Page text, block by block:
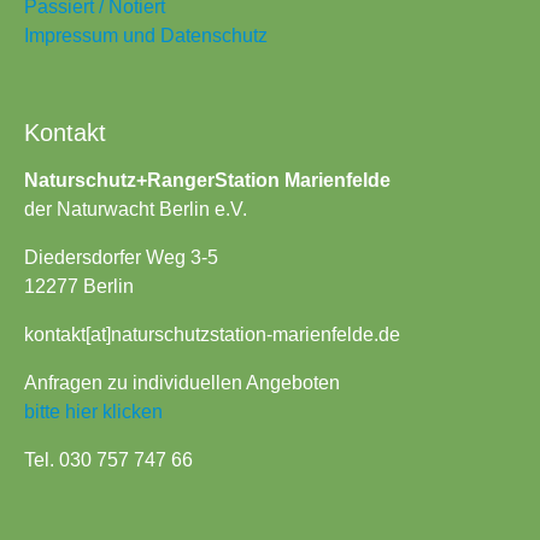
Passiert / Notiert
Impressum und Datenschutz
Kontakt
Naturschutz+RangerStation Marienfelde
der Naturwacht Berlin e.V.
Diedersdorfer Weg 3-5
12277 Berlin
kontakt[at]naturschutzstation-marienfelde.de
Anfragen zu individuellen Angeboten
bitte hier klicken
Tel. 030 757 747 66